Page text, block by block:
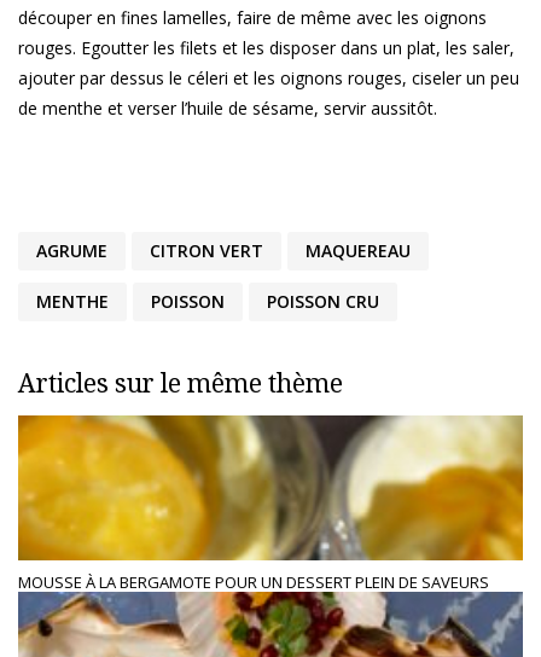
découper en fines lamelles, faire de même avec les oignons
rouges. Egoutter les filets et les disposer dans un plat, les saler,
ajouter par dessus le céleri et les oignons rouges, ciseler un peu
de menthe et verser l’huile de sésame, servir aussitôt.
AGRUME CITRON VERT MAQUEREAU
MENTHE POISSON POISSON CRU
Articles sur le même thème
MOUSSE À LA BERGAMOTE POUR UN DESSERT PLEIN DE SAVEURS